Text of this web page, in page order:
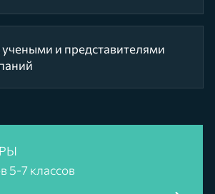
учеными и представителями
5-7 классов